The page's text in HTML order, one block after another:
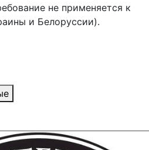
не применяется к
и Белоруссии).